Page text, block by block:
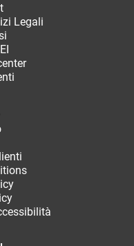
Legali